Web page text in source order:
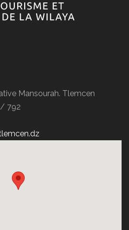
Boughrara
Erriad
Mansourah. Tlemcen
/ 792